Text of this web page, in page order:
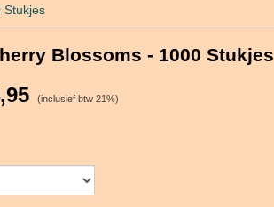
Stukjes
Blossoms - 1000 Stukjes
(inclusief btw 21%)